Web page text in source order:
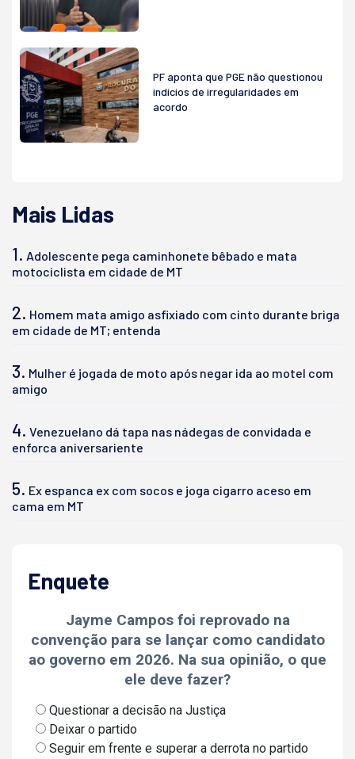
PF aponta que PGE não questionou
indícios de irregularidades em
acordo
Mais Lidas
1. Adolescente pega caminhonete bêbado e mata
motociclista em cidade de MT
2. Homem mata amigo asfixiado com cinto durante briga
em cidade de MT; entenda
3. Mulher é jogada de moto após negar ida ao motel com
amigo
4. Venezuelano dá tapa nas nádegas de convidada e
enforca aniversariente
5. Ex espanca ex com socos e joga cigarro aceso em
cama em MT
Enquete
Jayme Campos foi reprovado na
convenção para se lançar como candidato
ao governo em 2026. Na sua opinião, o que
ele deve fazer?
Questionar a decisão na Justiça
Deixar o partido
Seguir em frente e superar a derrota no partido